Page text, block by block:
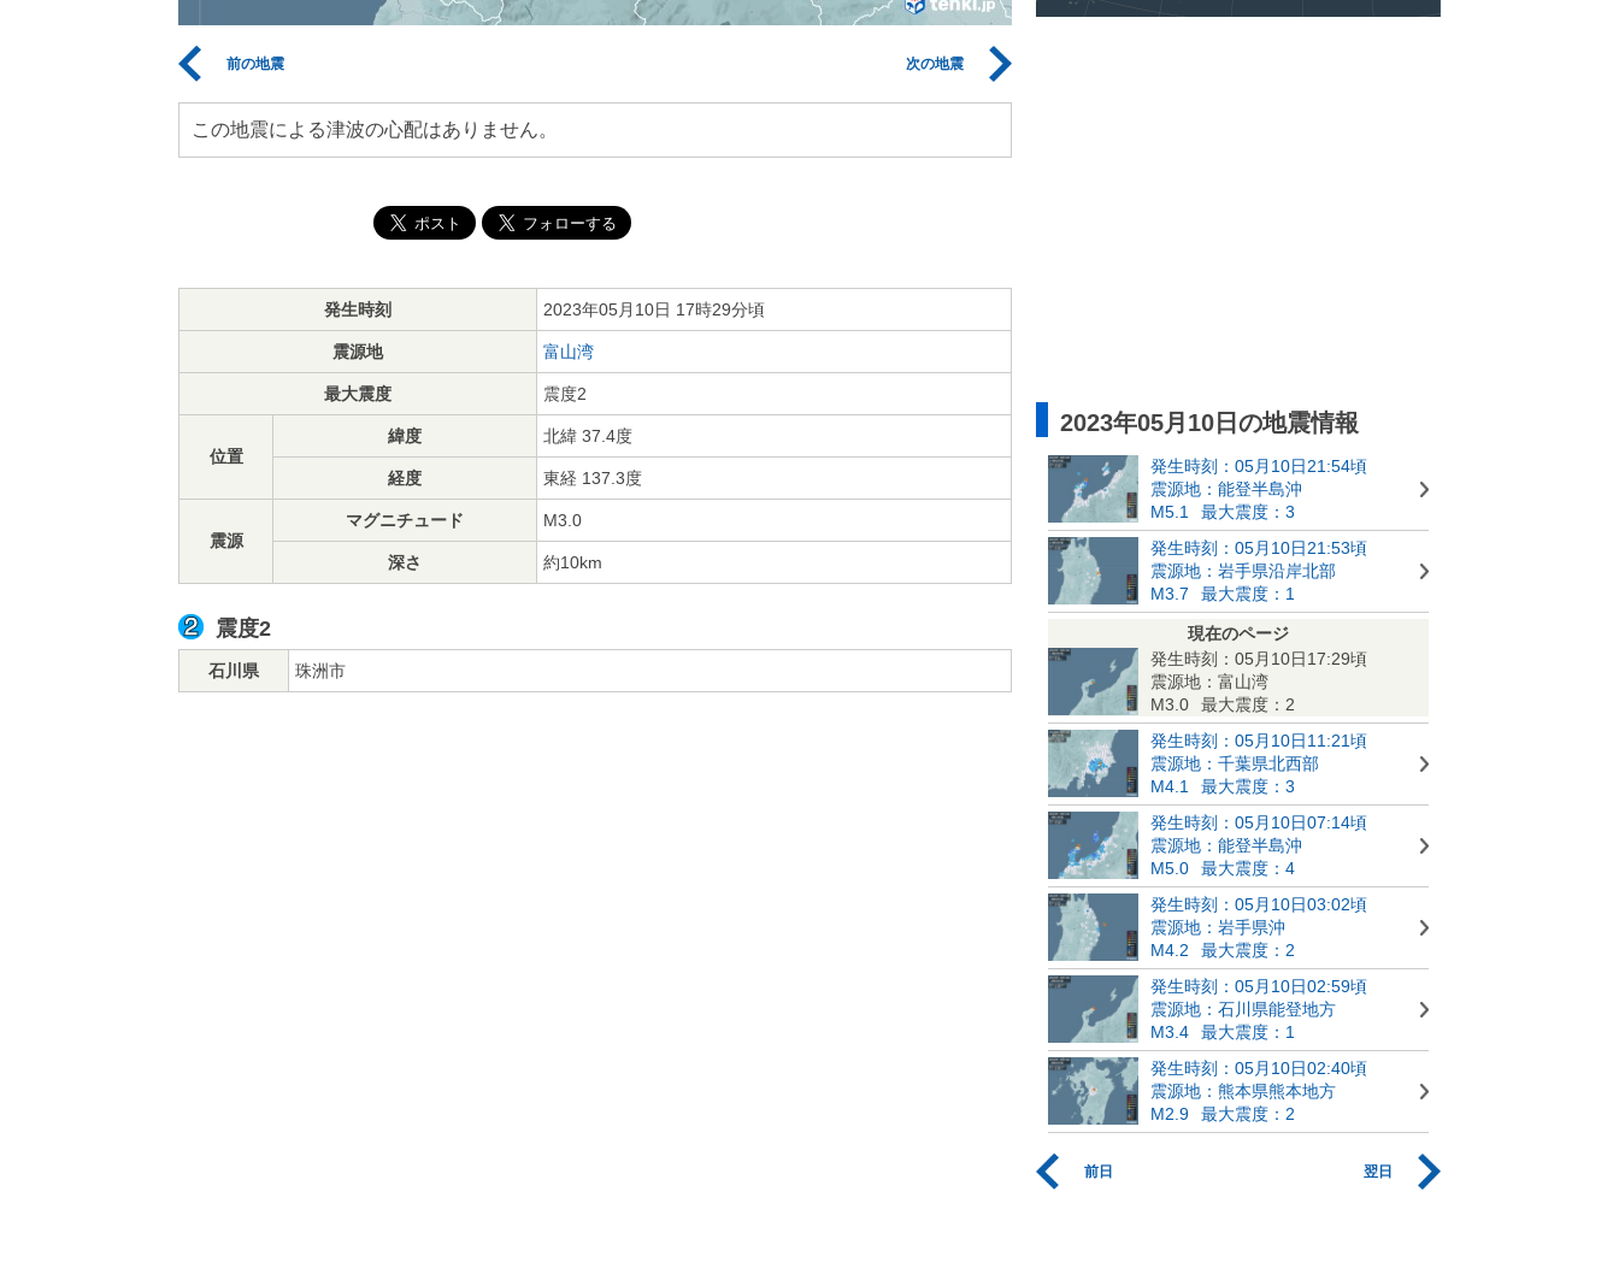
前の地震 次の地震
この地震による津波の心配はありません。
発生時刻 2023年05月10日 17時29分頃
震源地 富山湾
最大震度 震度2
位置
緯度 北緯 37.4度
経度 東経 137.3度
震源
マグニチュード M3.0
深さ 約10km
震度2
石川県 珠洲市
2023年05月10日の地震情報
発生時刻：05月10日21:54頃
震源地：能登半島沖
M5.1
最大震度：3
発生時刻：05月10日21:53頃
震源地：岩手県沿岸北部
M3.7
最大震度：1
現在のページ
発生時刻：05月10日17:29頃
震源地：富山湾
M3.0
最大震度：2
発生時刻：05月10日11:21頃
震源地：千葉県北西部
M4.1
最大震度：3
発生時刻：05月10日07:14頃
震源地：能登半島沖
M5.0
最大震度：4
発生時刻：05月10日03:02頃
震源地：岩手県沖
M4.2
最大震度：2
発生時刻：05月10日02:59頃
震源地：石川県能登地方
M3.4
最大震度：1
発生時刻：05月10日02:40頃
震源地：熊本県熊本地方
M2.9
最大震度：2
前日 翌日